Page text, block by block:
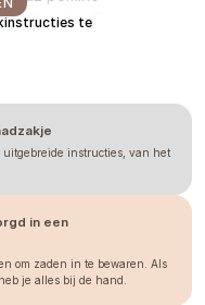
trochu oteplí.
se tedy u
začátkem
vysejte
a
největší
te
instructies, van het
in een
om zaden in te bewaren. Als
je alles bij de hand.